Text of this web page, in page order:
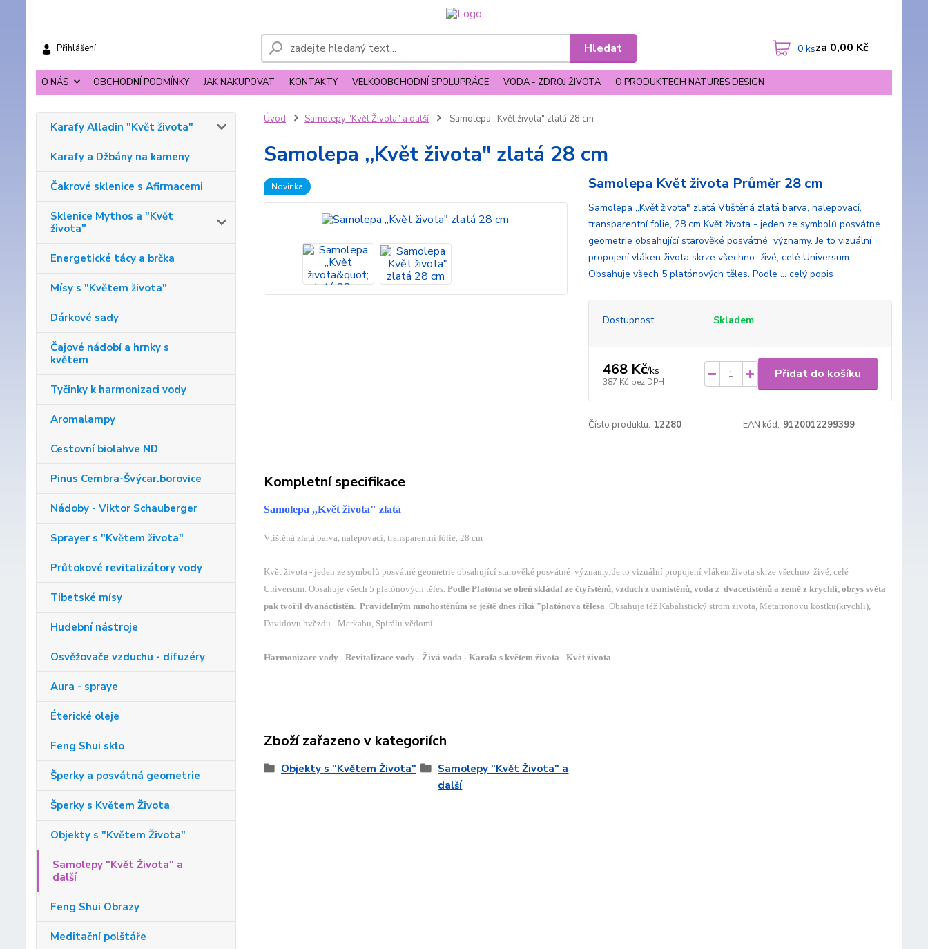
O NÁS OBCHODNÍ PODMÍNKY JAK NAKUPOVAT KONTAKTY VELKOOBCHODNÍ SPOLUPRÁCE VODA - ZDROJ ŽIVOTA O PRODUKTECH NATURES DESIGN
Přihlášení Hledat 0ksza 0,00 Kč
Karafy Alladin "Květ života"
Karafy a Džbány na kameny
Čakrové sklenice s Afirmacemi
Sklenice Mythos a "Květ
života"
Energetické tácy a brčka
Mísy s "Květem života"
Dárkové sady
Čajové nádobí a hrnky s
květem
Tyčinky k harmonizaci vody
Aromalampy
Cestovní biolahve ND
Pinus Cembra-Švýcar.borovice
Nádoby - Viktor Schauberger
Sprayer s "Květem života"
Průtokové revitalizátory vody
Tibetské mísy
Hudební nástroje
Osvěžovače vzduchu - difuzéry
Aura - spraye
Éterické oleje
Feng Shui sklo
Šperky a posvátná geometrie
Šperky s Květem Života
Objekty s "Květem Života"
Samolepy "Květ Života" a
další
Feng Shui Obrazy
Meditační polštáře
Úvod Samolepy "Květ Života" a další Samolepa ,,Květ života" zlatá 28 cm
Samolepa ,,Květ života" zlatá 28 cm
Novinka Samolepa Květ života Průměr 28 cm
Samolepa ,,Květ života" zlatá Vtištěná zlatá barva, nalepovací,
transparentní fólie, 28 cm Květ života - jeden ze symbolů posvátné
geometrie obsahující starověké posvátné významy. Je to vizuální
propojení vláken života skrze všechno živé, celé Universum.
Obsahuje všech 5 platónových těles. Podle ... celý popis
Dostupnost Skladem
468 Kč/ks
387 Kč bez DPH
Přidat do košíku
Číslo produktu: 12280 EAN kód: 9120012299399
Kompletní specifikace
Samolepa ,,Květ života" zlatá
Vtištěná zlatá barva, nalepovací, transparentní fólie, 28 cm
Květ života - jeden ze symbolů posvátné geometrie obsahující starověké posvátné významy. Je to vizuální propojení vláken života skrze všechno živé, celé
Universum. Obsahuje všech 5 platónových těles. Podle Platóna se oheň skládal ze čtyřstěnů, vzduch z osmistěnů, voda z dvacetistěnů a země z krychlí, obrys světa
pak tvořil dvanáctistěn. Pravidelným mnohostěnům se ještě dnes říká "platónova tělesa. Obsahuje též Kabalistický strom života, Metatronovu kostku(krychli),
Davidovu hvězdu - Merkabu, Spirálu vědomí.
Harmonizace vody - Revitalizace vody - Živá voda - Karafa s květem života - Květ života
Zboží zařazeno v kategoriích
Objekty s "Květem Života"
Samolepy "Květ Života" a
další